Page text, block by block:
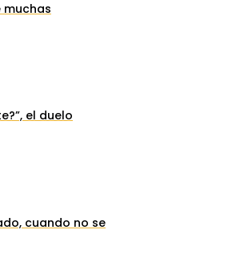
muchas
el duelo
cuando no se